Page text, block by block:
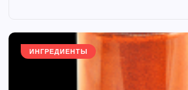
ИНГРЕДИЕНТЫ